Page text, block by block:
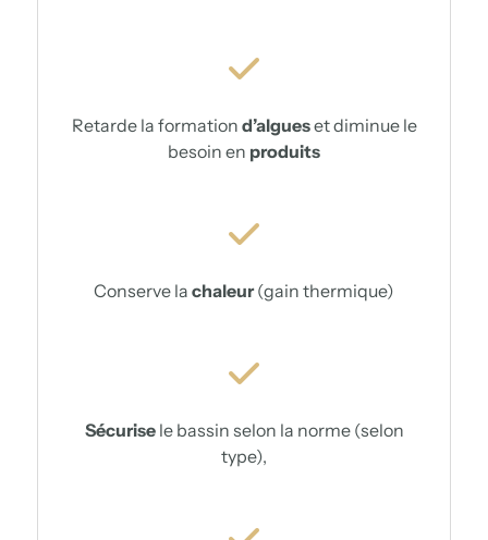
Retarde la formation d’algueset diminue le
besoin en produits
Conserve la chaleur(gain thermique)
Sécurisele bassin selon la norme (selon
type),